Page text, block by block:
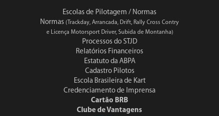
Escolas de Pilotagem / Normas
Normas (Trackday, Arrancada, Drift, Rally Cross Contry
e Licença Motorsport Driver, Subida de Montanha)
Processos do STJD
Relatórios Financeiros
Estatuto da ABPA
Cadastro Pilotos
Escola Brasileira de Kart
Credenciamento de Imprensa
Cartão BRB
Clube de Vantagens